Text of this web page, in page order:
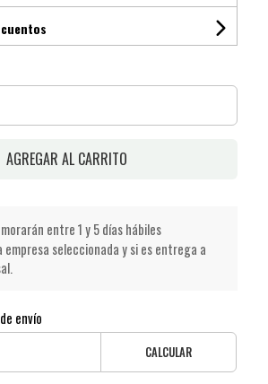
AGREGAR AL CARRITO
entre 1 y 5 días hábiles
empresa seleccionada y si es entrega a
envío
CALCULAR